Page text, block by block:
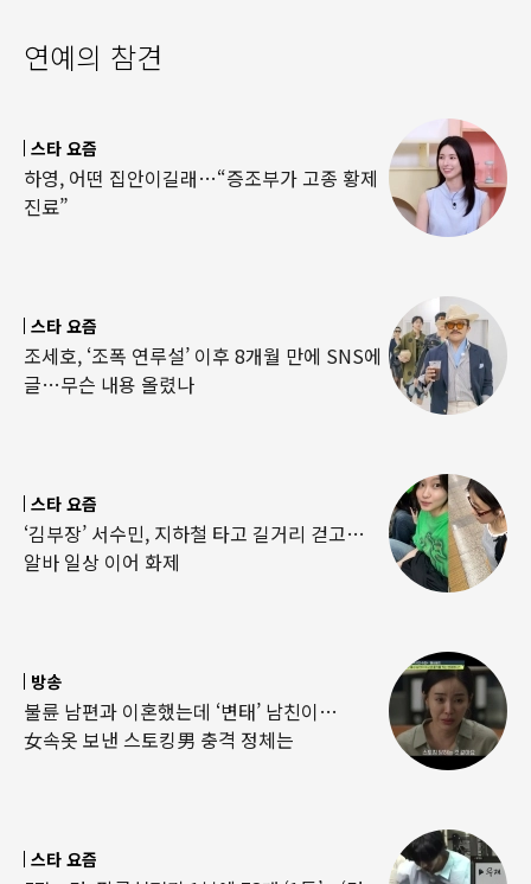
연예의 참견
스타 요즘
하영, 어떤 집안이길래…“증조부가 고종 황제
진료”
스타 요즘
조세호, ‘조폭 연루설’ 이후 8개월 만에 SNS에
글…무슨 내용 올렸나
스타 요즘
‘김부장’ 서수민, 지하철 타고 길거리 걷고…
알바 일상 이어 화제
방송
불륜 남편과 이혼했는데 ‘변태’ 남친이…
女속옷 보낸 스토킹男 충격 정체는
스타 요즘